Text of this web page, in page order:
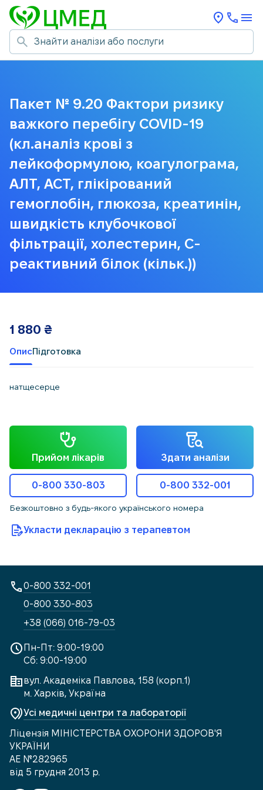
Пакет № 9.20 Фактори ризику
важкого перебігу COVID-19
(кл.аналіз крові з
лейкоформулою, коагулограма,
АЛТ, АСТ, глікірований
гемоглобін, глюкоза, креатинін,
швидкість клубочкової
фільтрації, холестерин, С-
реактивний білок (кільк.))
ОписПідготовка
натщесерце
1 880 ₴
Прийом лікарів Здати аналізи
0-800 330-803 0-800 332-001
Безкоштовно з будь-якого українського номера
Укласти декларацію з терапевтом
Пн-Пт: 9:00-19:00
Сб: 9:00-19:00
вул. Академіка Павлова, 158 (корп.1)
м. Харків, Україна
Усі медичні центри та лабораторії
Ліцензія МІНІСТЕРСТВА ОХОРОНИ ЗДОРОВ'Я
УКРАЇНИ
АЕ №282965
від 5 грудня 2013 р.
0-800 332-001
0-800 330-803
+38 (066) 016-79-03